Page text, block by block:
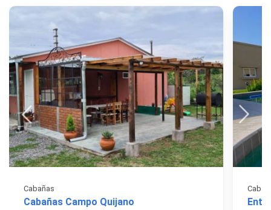
Cabañas
Cabañas Campo Quijano